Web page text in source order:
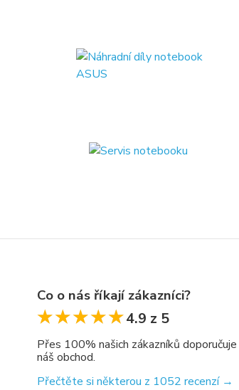
Co o nás říkají zákazníci?
★★★★★
★★★★★4.9 z 5
Přes 100% našich zákazníků doporučuje
náš obchod.
Přečtěte si některou z 1052 recenzí →